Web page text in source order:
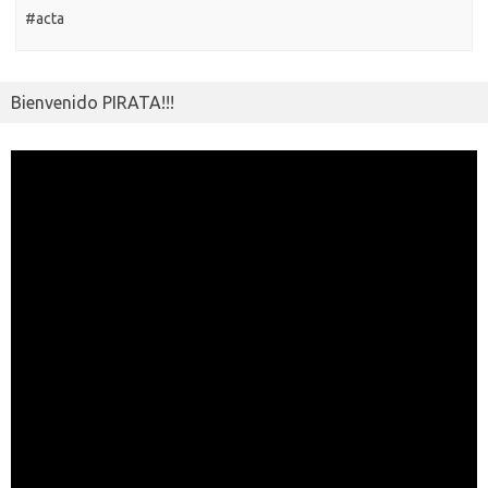
#acta
Bienvenido PIRATA!!!